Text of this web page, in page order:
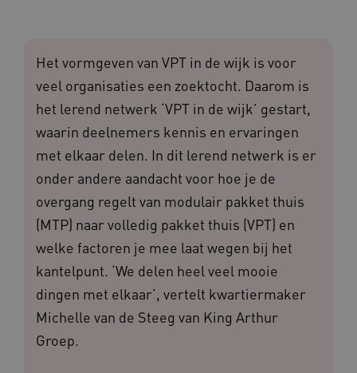
Het vormgeven van VPT in de wijk is voor
veel organisaties een zoektocht. Daarom is
het lerend netwerk ‘VPT in de wijk’ gestart,
waarin deelnemers kennis en ervaringen
met elkaar delen. In dit lerend netwerk is er
onder andere aandacht voor hoe je de
overgang regelt van modulair pakket thuis
(MTP) naar volledig pakket thuis (VPT) en
welke factoren je mee laat wegen bij het
kantelpunt. ‘We delen heel veel mooie
dingen met elkaar’, vertelt kwartiermaker
Michelle van de Steeg van King Arthur
Groep.